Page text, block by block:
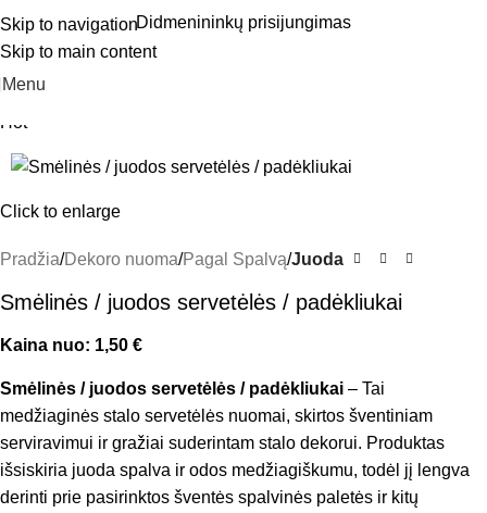
Skip to navigation
Skip to main content
Didmenininkų prisijungimas
Menu
Hot
Click to enlarge
Pradžia Dekoro nuoma Pagal Spalvą Juoda
Smėlinės / juodos servetėlės / padėkliukai
Kaina nuo: 1,50 €
Smėlinės / juodos servetėlės / padėkliukai – Tai
medžiaginės stalo servetėlės nuomai, skirtos šventiniam
serviravimui ir gražiai suderintam stalo dekorui. Produktas
išsiskiria juoda spalva ir odos medžiagiškumu, todėl jį lengva
derinti prie pasirinktos šventės spalvinės paletės ir kitų